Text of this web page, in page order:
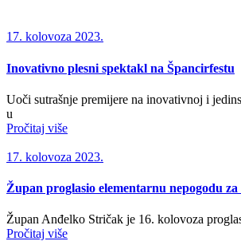
17. kolovoza 2023.
Inovativno plesni spektakl na Špancirfestu
Uoči sutrašnje premijere na inovativnoj i
u
Pročitaj više
17. kolovoza 2023.
Župan proglasio elementarnu nepogodu za
Župan Anđelko Stričak je 16. kolovoza
Pročitaj više